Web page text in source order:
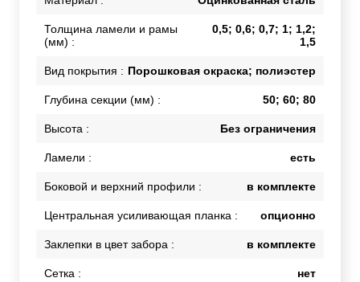
Толщина ламели и рамы
(мм) :
0,5; 0,6; 0,7; 1; 1,2;
1,5
Вид покрытия : Порошковая окраска; полиэстер
Глубина секции (мм) : 50; 60; 80
Высота : Без ограничения
Ламели : есть
Боковой и верхний профили : в комплекте
Центральная усиливающая планка : опционно
Заклепки в цвет забора : в комплекте
Сетка : нет